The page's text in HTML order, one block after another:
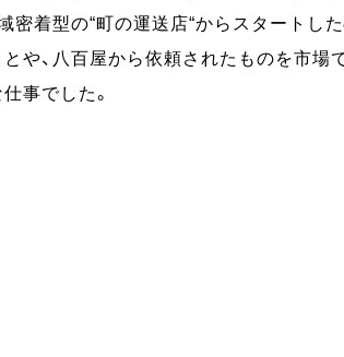
密着型の“町の運送店“からスタートした
や、八百屋から依頼されたものを市場
事でした。